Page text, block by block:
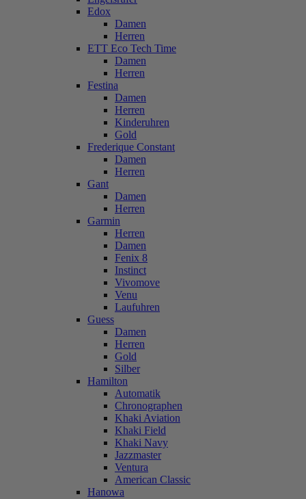
Edox
Damen
Herren
ETT Eco Tech Time
Damen
Herren
Festina
Damen
Herren
Kinderuhren
Gold
Frederique Constant
Damen
Herren
Gant
Damen
Herren
Garmin
Herren
Damen
Fenix 8
Instinct
Vivomove
Venu
Laufuhren
Guess
Damen
Herren
Gold
Silber
Hamilton
Automatik
Chronographen
Khaki Aviation
Khaki Field
Khaki Navy
Jazzmaster
Ventura
American Classic
Hanowa